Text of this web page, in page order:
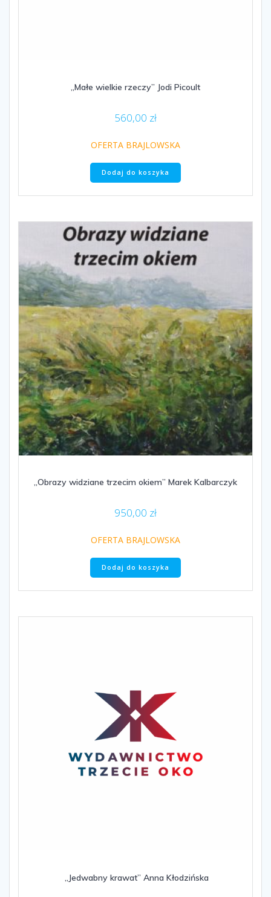
„Małe wielkie rzeczy” Jodi Picoult
560,00 zł
OFERTA BRAJLOWSKA
Dodaj do koszyka
„Obrazy widziane trzecim okiem” Marek Kalbarczyk
950,00 zł
OFERTA BRAJLOWSKA
Dodaj do koszyka
„Jedwabny krawat” Anna Kłodzińska